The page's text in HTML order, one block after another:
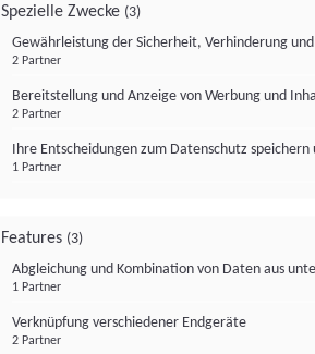
Spezielle Zwecke (3)
Gewährleistung der Sicherheit, Verhinderung
2 Partner
Bereitstellung und Anzeige von Werbung und
2 Partner
Ihre Entscheidungen zum Datenschutz
1 Partner
Features (3)
Abgleichung und Kombination von Daten aus
1 Partner
Verknüpfung verschiedener Endgeräte
2 Partner